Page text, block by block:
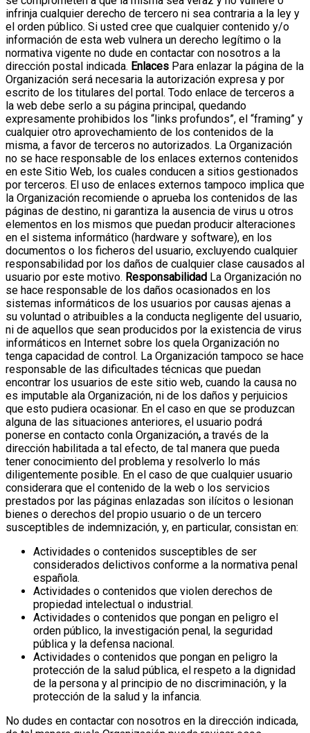
infrinja cualquier derecho de tercero ni sea contraria a la ley y
el orden público. Si usted cree que cualquier contenido y/o
información de esta web vulnera un derecho legítimo o la
normativa vigente no dude en contactar con nosotros a la
dirección postal indicada. Enlaces Para enlazar la página de la
Organización será necesaria la autorización expresa y por
escrito de los titulares del portal. Todo enlace de terceros a
la web debe serlo a su página principal, quedando
expresamente prohibidos los “links profundos”, el “framing” y
cualquier otro aprovechamiento de los contenidos de la
misma, a favor de terceros no autorizados. La Organización
no se hace responsable de los enlaces externos contenidos
en este Sitio Web, los cuales conducen a sitios gestionados
por terceros. El uso de enlaces externos tampoco implica que
la Organización recomiende o aprueba los contenidos de las
páginas de destino, ni garantiza la ausencia de virus u otros
elementos en los mismos que puedan producir alteraciones
en el sistema informático (hardware y software), en los
documentos o los ficheros del usuario, excluyendo cualquier
responsabilidad por los daños de cualquier clase causados al
usuario por este motivo. Responsabilidad La Organización no
se hace responsable de los daños ocasionados en los
sistemas informáticos de los usuarios por causas ajenas a
su voluntad o atribuibles a la conducta negligente del usuario,
ni de aquellos que sean producidos por la existencia de virus
informáticos en Internet sobre los quela Organización no
tenga capacidad de control. La Organización tampoco se hace
responsable de las dificultades técnicas que puedan
encontrar los usuarios de este sitio web, cuando la causa no
es imputable ala Organización, ni de los daños y perjuicios
que esto pudiera ocasionar. En el caso en que se produzcan
alguna de las situaciones anteriores, el usuario podrá
ponerse en contacto conla Organización, a través de la
dirección habilitada a tal efecto, de tal manera que pueda
tener conocimiento del problema y resolverlo lo más
diligentemente posible. En el caso de que cualquier usuario
considerara que el contenido de la web o los servicios
prestados por las páginas enlazadas son ilícitos o lesionan
bienes o derechos del propio usuario o de un tercero
susceptibles de indemnización, y, en particular, consistan en:
Actividades o contenidos susceptibles de ser
considerados delictivos conforme a la normativa penal
española.
Actividades o contenidos que violen derechos de
propiedad intelectual o industrial.
Actividades o contenidos que pongan en peligro el
orden público, la investigación penal, la seguridad
pública y la defensa nacional.
Actividades o contenidos que pongan en peligro la
protección de la salud pública, el respeto a la dignidad
de la persona y al principio de no discriminación, y la
protección de la salud y la infancia.
No dudes en contactar con nosotros en la dirección indicada,